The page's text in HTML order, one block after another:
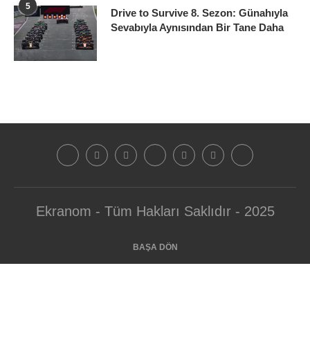
5
Drive to Survive 8. Sezon: Günahıyla
Sevabıyla Aynısından Bir Tane Daha
Ekranom - Tüm Hakları Saklıdır - 2025
BAŞA DÖN